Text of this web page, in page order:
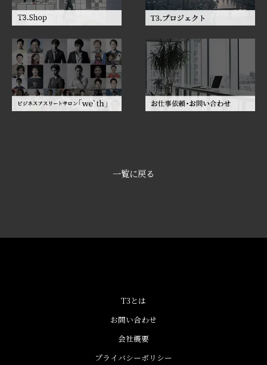
一覧に戻る
T3とは
お問い合わせ
会社概要
プライバシーポリシー